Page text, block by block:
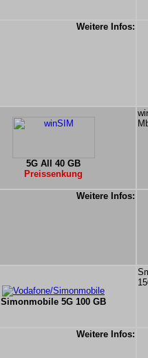
Weitere Infos:
5G All 40 GB
Preissenkung
Weitere Infos:
Simonmobile 5G 100 GB
Weitere Infos: